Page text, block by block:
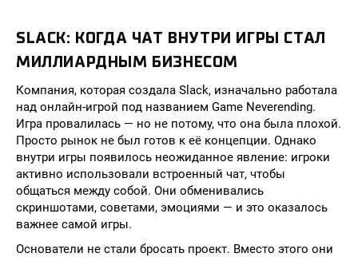
SLACK: КОГДА ЧАТ ВНУТРИ ИГРЫ СТАЛ
МИЛЛИАРДНЫМ БИЗНЕСОМ
Компания, которая создала Slack, изначально работала
над онлайн-игрой под названием Game Neverending.
Игра провалилась — но не потому, что она была плохой.
Просто рынок не был готов к её концепции. Однако
внутри игры появилось неожиданное явление: игроки
активно использовали встроенный чат, чтобы
общаться между собой. Они обменивались
скриншотами, советами, эмоциями — и это оказалось
важнее самой игры.
Основатели не стали бросать проект. Вместо этого они